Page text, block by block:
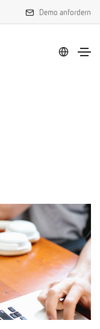
Demo anfordern